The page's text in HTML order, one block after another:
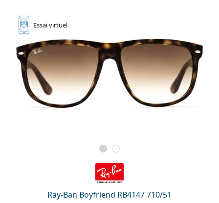
Essaivirtuel
Ray-Ban Boyfriend RB4147 710/51